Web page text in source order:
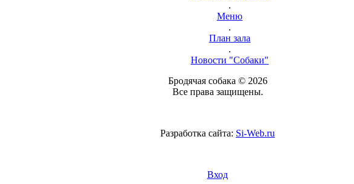
.
Меню
.
План зала
.
Новости "Собаки"
Бродячая собака © 2026
Все права защищены.
Разработка сайта: Si-Web.ru
Вход